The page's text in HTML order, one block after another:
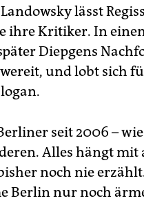
lässt
ihre Kritiker. In
Diepgens
und lobt sich
seit 2006 –
Alles hängt
noch nie
Berlin nur noch